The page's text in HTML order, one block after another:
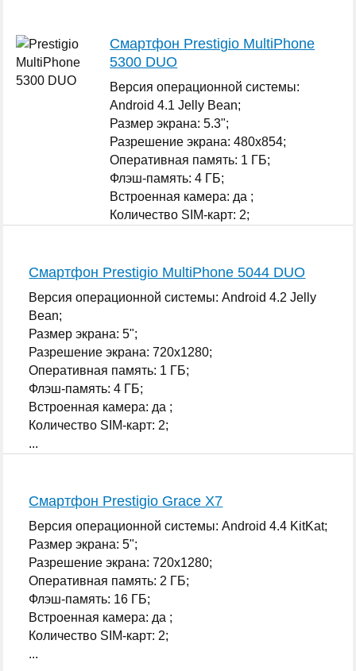
Смартфон Prestigio MultiPhone
5300 DUO
Версия операционной системы:
Android 4.1 Jelly Bean;
Размер экрана: 5.3";
Разрешение экрана: 480x854;
Оперативная память: 1 ГБ;
Флэш-память: 4 ГБ;
Встроенная камера: да ;
Количество SIM-карт: 2;
Смартфон Prestigio MultiPhone 5044 DUO
Версия операционной системы: Android 4.2 Jelly
Bean;
Размер экрана: 5";
Разрешение экрана: 720x1280;
Оперативная память: 1 ГБ;
Флэш-память: 4 ГБ;
Встроенная камера: да ;
Количество SIM-карт: 2;
...
Смартфон Prestigio Grace X7
Версия операционной системы: Android 4.4 KitKat;
Размер экрана: 5";
Разрешение экрана: 720x1280;
Оперативная память: 2 ГБ;
Флэш-память: 16 ГБ;
Встроенная камера: да ;
Количество SIM-карт: 2;
...